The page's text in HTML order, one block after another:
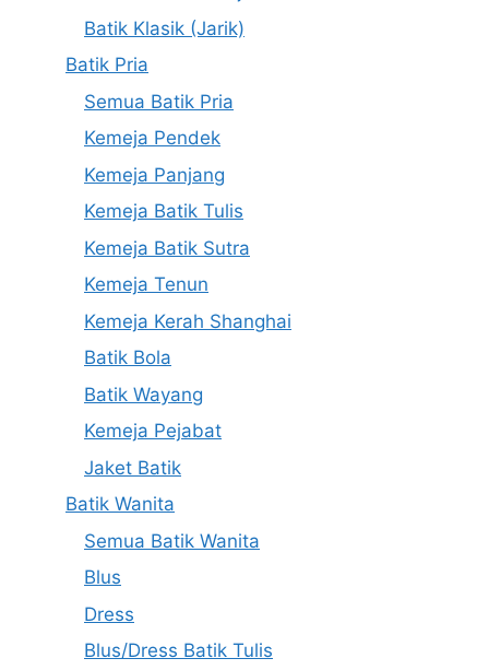
Batik Klasik (Jarik)
Batik Pria
Semua Batik Pria
Kemeja Pendek
Kemeja Panjang
Kemeja Batik Tulis
Kemeja Batik Sutra
Kemeja Tenun
Kemeja Kerah Shanghai
Batik Bola
Batik Wayang
Kemeja Pejabat
Jaket Batik
Batik Wanita
Semua Batik Wanita
Blus
Dress
Blus/Dress Batik Tulis